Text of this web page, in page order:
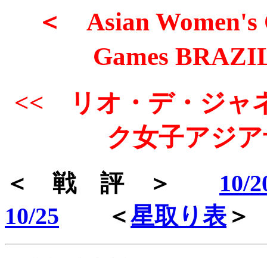
＜ Asian
Games
<< リオ・デ・ジャ
ク女子アジ
＜ 戦 評 ＞ 10/
10/25 ＜星取り表 ＞